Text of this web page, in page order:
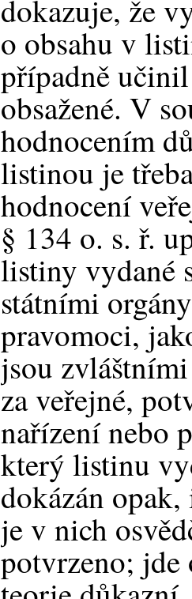
dokazuje, že
o obsahu v
případně
obsažené. V
hodnocením
listinou je
hodnocení
§ 134 o. s. ř.
listiny vydané
státními
pravomoci,
jsou
za veřejné,
nařízení nebo
který listinu
dokázán
je v nich
potvrzeno;